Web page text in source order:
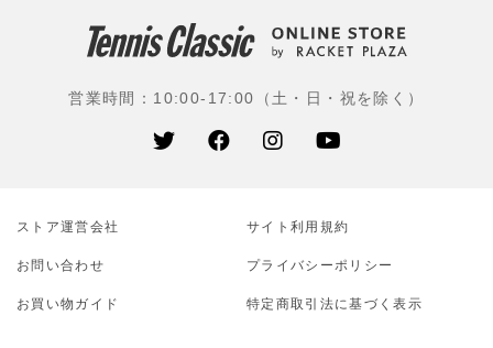
営業時間：10:00-17:00（土・日・祝を除く）
ストア運営会社 サイト利⽤規約
お問い合わせ プライバシーポリシー
お買い物ガイド 特定商取引法に基づく表示